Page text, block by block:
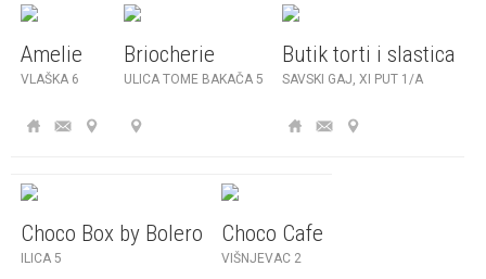
Amelie
VLAŠKA 6
Briocherie
ULICA TOME BAKAČA 5
Butik torti i slastica
SAVSKI GAJ, XI PUT 1/A
Choco Box by Bolero
ILICA 5
Choco Cafe
VIŠNJEVAC 2